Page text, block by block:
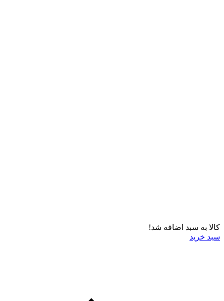
کالا به سبد اضافه شد!
سبد خرید